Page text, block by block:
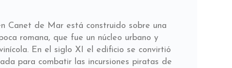
Canet de Mar está construido sobre una
romana, que fue un núcleo urbano y
En el siglo XI el edificio se convirtió
para combatir las incursiones piratas de